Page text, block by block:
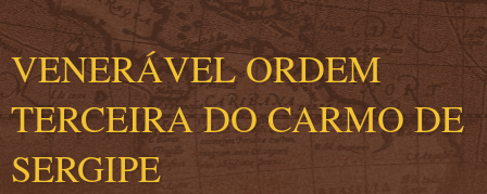
VENERÁVEL ORDEM
TERCEIRA DO CARMO DE
SERGIPE